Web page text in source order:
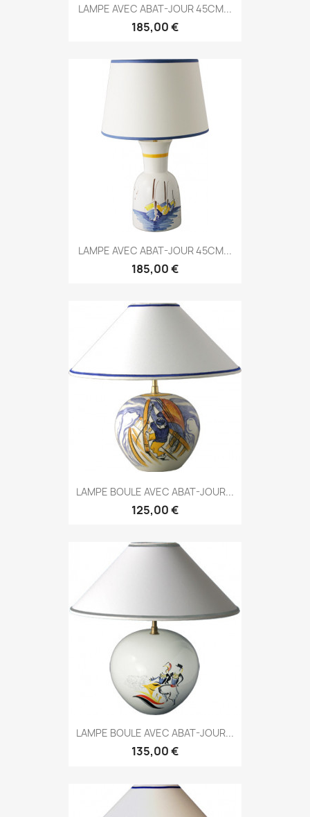
LAMPE AVEC ABAT-JOUR 45CM...
185,00 €
LAMPE AVEC ABAT-JOUR 45CM...
185,00 €
LAMPE BOULE AVEC ABAT-JOUR...
125,00 €
LAMPE BOULE AVEC ABAT-JOUR...
135,00 €